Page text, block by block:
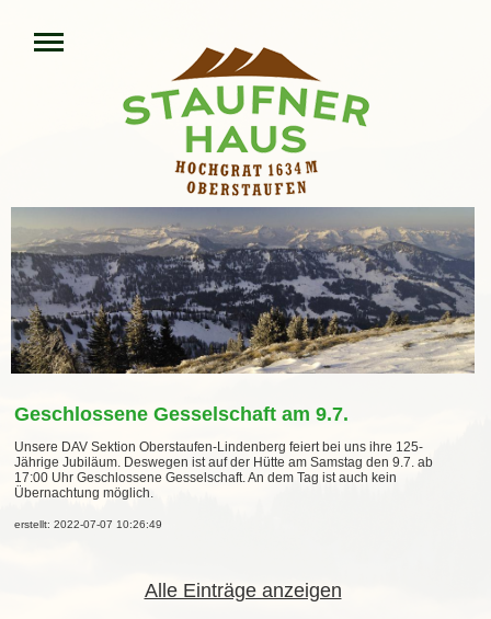
Geschlossene Gesselschaft am 9.7.
Unsere DAV Sektion Oberstaufen-Lindenberg feiert bei uns ihre 125-
Jährige Jubiläum. Deswegen ist auf der Hütte am Samstag den 9.7. ab
17:00 Uhr Geschlossene Gesselschaft. An dem Tag ist auch kein
Übernachtung möglich.
erstellt: 2022-07-07 10:26:49
Alle Einträge anzeigen